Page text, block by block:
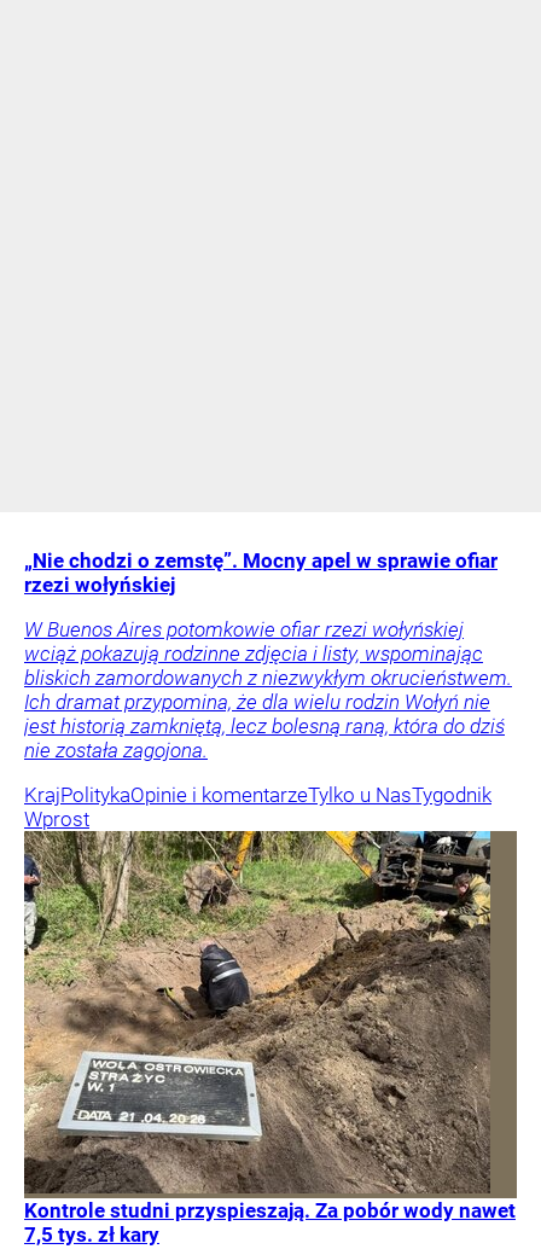
„Nie chodzi o zemstę”. Mocny apel w sprawie ofiar
rzezi wołyńskiej
W Buenos Aires potomkowie ofiar rzezi wołyńskiej
wciąż pokazują rodzinne zdjęcia i listy, wspominając
bliskich zamordowanych z niezwykłym okrucieństwem.
Ich dramat przypomina, że dla wielu rodzin Wołyń nie
jest historią zamkniętą, lecz bolesną raną, która do dziś
nie została zagojona.
KrajPolitykaOpinie i komentarzeTylko u NasTygodnik
Wprost
Kontrole studni przyspieszają. Za pobór wody nawet
7,5 tys. zł kary